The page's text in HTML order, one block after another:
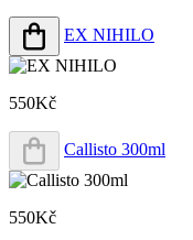
EX NIHILO
550Kč
Callisto 300ml
550Kč